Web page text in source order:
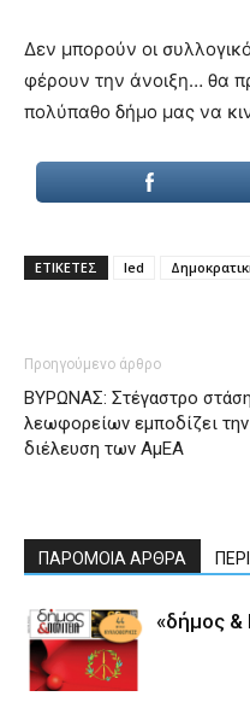
Δεν μπορούν οι
φέρουν την άνοιξη… θα
πολύπαθο δήμο μας να
ΕΤΙΚΕΤΕΣ led
Προηγούμενο άρθρο
ΒΥΡΩΝΑΣ: Στέγαστρο
λεωφορείων εμποδίζει την
διέλευση των ΑμΕΑ
ΠΑΡΟΜΟΙΑ ΑΡΘΡΑ
«δήμος &